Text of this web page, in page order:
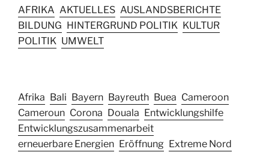
AFRIKA AKTUELLES AUSLANDSBERICHTE
BILDUNG HINTERGRUND POLITIK KULTUR
POLITIK UMWELT
Afrika Bali Bayern Bayreuth Buea Cameroon
Cameroun Corona Douala Entwicklungshilfe
Entwicklungszusammenarbeit
erneuerbare Energien Eröffnung Extreme Nord